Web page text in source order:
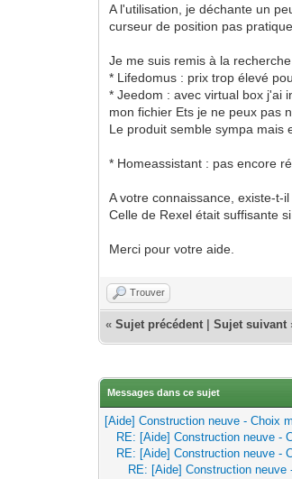
A l'utilisation, je déchante un
curseur de position pas
Je me suis remis à la
* Lifedomus : prix trop élevé
* Jeedom : avec virtual box j'ai
mon fichier Ets je ne peux pas
Le produit semble sympa mais
* Homeassistant : pas encore
A votre connaissance, existe-t-
Celle de Rexel était suffisante
Merci pour votre aide.
Trouver
«Sujet précédent |Sujet suivant
Messages dans ce sujet
[Aide] Construction neuve - Choix
RE: [Aide] Construction neuve -
RE: [Aide] Construction neuve -
RE: [Aide] Construction